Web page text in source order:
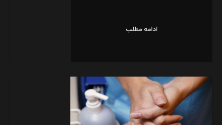
ادامه مطلب